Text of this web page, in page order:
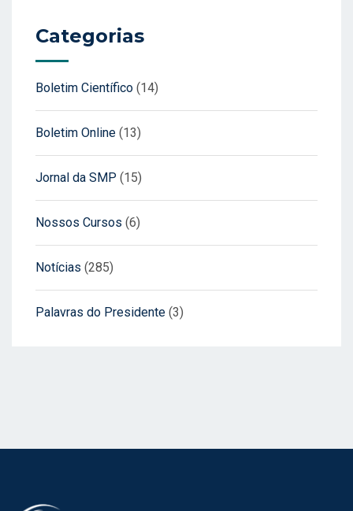
Categorias
Boletim Científico (14)
Boletim Online (13)
Jornal da SMP (15)
Nossos Cursos (6)
Notícias (285)
Palavras do Presidente (3)